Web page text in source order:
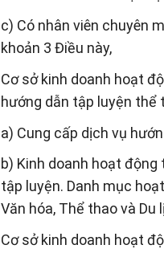
c) Có nhân viên chuyên
khoản 3 Điều này,
Cơ sở kinh doanh hoạt
hướng dẫn tập luyện thể
a) Cung cấp dịch vụ
b) Kinh doanh hoạt
tập luyện. Danh mục
Văn hóa, Thể thao và Du
Cơ sở kinh doanh hoạt